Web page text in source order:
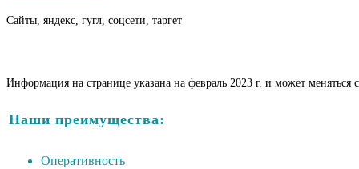
Сайты, яндекс, гугл, соцсети, таргет
Информация на странице указана на февраль 2023 г. и может
Наши преимущества:
Оперативность